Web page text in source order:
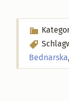
Bednarska